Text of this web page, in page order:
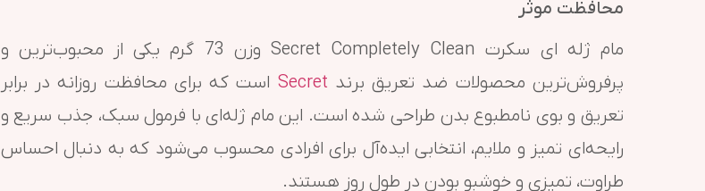
محافظت موثر
مام ژله ای سکرت Secret Completely Clean وزن 73 گرم یکی از محبوب‌ترین و
پرفروش‌ترین محصولات ضد تعریق برند Secret است که برای محافظت روزانه در برابر
تعریق و بوی نامطبوع بدن طراحی شده است. این مام ژله‌ای با فرمول سبک، جذب سریع و
رایحه‌ای تمیز و ملایم، انتخابی ایده‌آل برای افرادی محسوب می‌شود که به دنبال احساس
طراوت، تمیزی و خوشبو بودن در طول روز هستند.